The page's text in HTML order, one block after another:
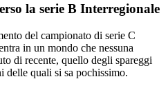
la serie B Interregionale
del campionato di serie C
in un mondo che nessuna
di recente, quello degli spareggi
quali si sa pochissimo.